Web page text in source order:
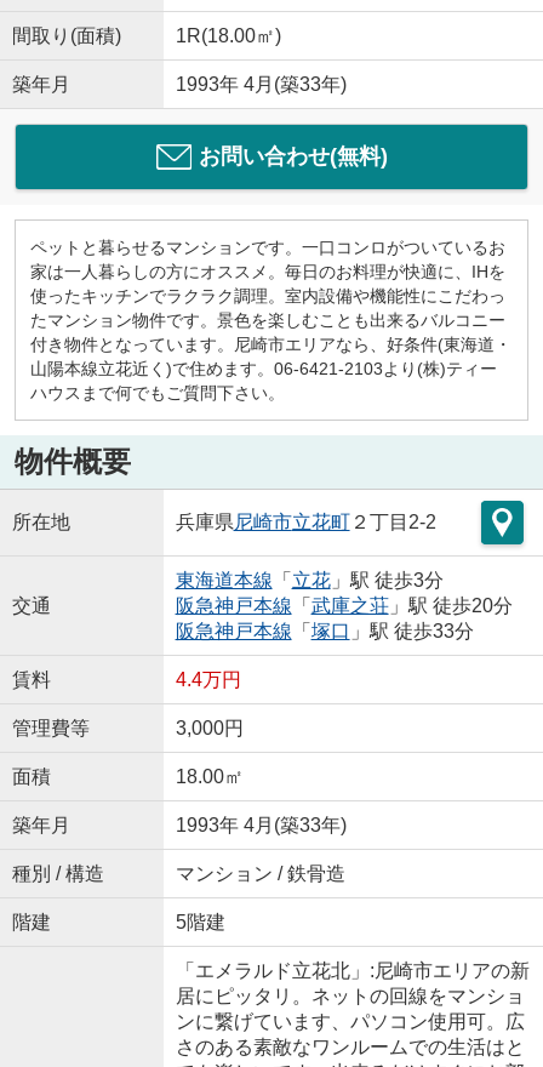
間取り(面積) 1R(18.00㎡)
築年月 1993年 4月(築33年)
お問い合わせ(無料)
ペットと暮らせるマンションです。一口コンロがついているお
家は一人暮らしの方にオススメ。毎日のお料理が快適に、IHを
使ったキッチンでラクラク調理。室内設備や機能性にこだわっ
たマンション物件です。景色を楽しむことも出来るバルコニー
付き物件となっています。尼崎市エリアなら、好条件(東海道・
山陽本線立花近く)で住めます。06-6421-2103より(株)ティー
ハウスまで何でもご質問下さい。
物件概要
所在地 兵庫県尼崎市立花町２丁目2-2
交通
東海道本線 「 立花」駅 徒歩3分
阪急神戸本線 「 武庫之荘」駅 徒歩20分
阪急神戸本線 「 塚口 」駅 徒歩33分
賃料 4.4万円
管理費等 3,000円
面積 18.00㎡
築年月 1993年 4月(築33年)
種別 / 構造 マンション / 鉄骨造
階建 5階建
「エメラルド立花北」:尼崎市エリアの新
居にピッタリ。ネットの回線をマンショ
ンに繋げています、パソコン使用可。広
さのある素敵なワンルームでの生活はと